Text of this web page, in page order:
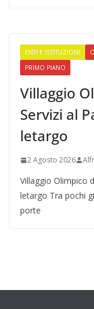
ENTI E ISTITUZIONI
PRIMO PIANO
Villaggio
Servizi al
letargo
2 Agosto 2026
Villaggio Olimpico
letargo Tra pochi
porte